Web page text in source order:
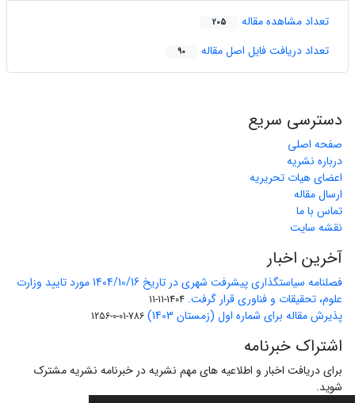
تعداد مشاهده مقاله 205
تعداد دریافت فایل اصل مقاله 90
دسترسی سریع
صفحه اصلی
درباره نشریه
اعضای هیات تحریریه
ارسال مقاله
تماس با ما
نقشه سایت
آخرین اخبار
فصلنامه سیاستگذاری پیشرفت شهری در تاریخ 1404/10/16 مورد تایید وزارت
علوم، تحقیقات و فناوری قرار گرفت. 1404-11-11
پذیرش مقاله برای شماره اول (زمستان 1403) 786-01-0-1256
اشتراک خبرنامه
برای دریافت اخبار و اطلاعیه های مهم نشریه در خبرنامه نشریه مشترک
شوید.